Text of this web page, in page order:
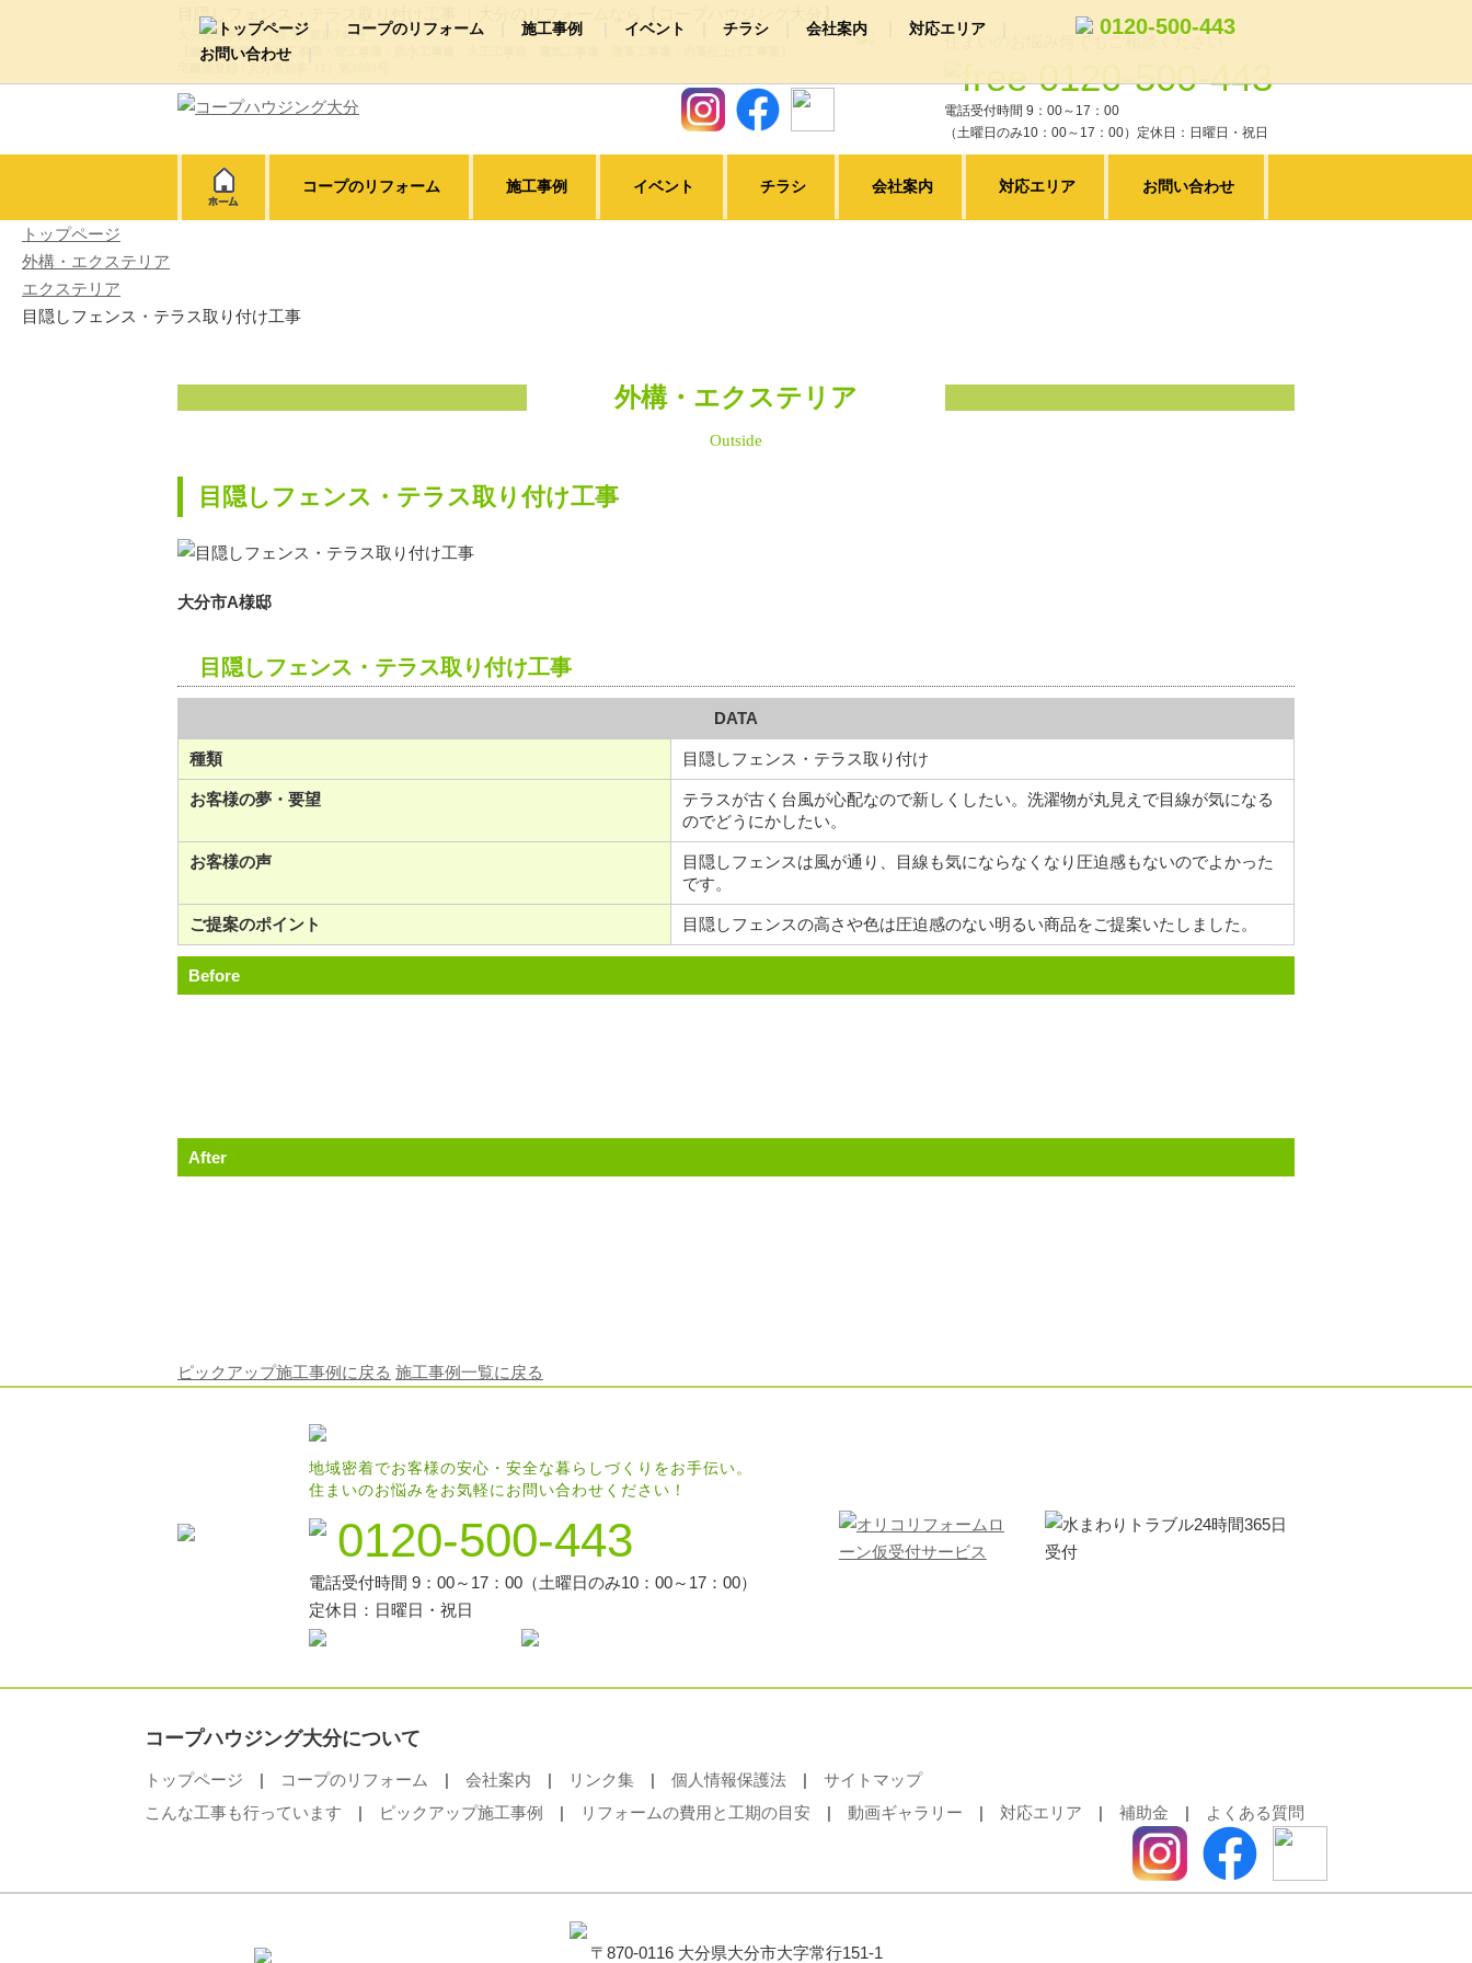
目隠しフェンス・テラス取り付け工事 ｜大分のリフォームなら【コープハウジング大分】
大分県知事許可（般-3）第11740号
【建築工事業・屋根工事業・管工事業・防水工事業・大工工事業・電気工事業・塗装工事業・内装仕上げ工事業】
住まいのお悩み何でもご相談ください
0120-500-443
電話受付時間 9：00～17：00
（土曜日のみ10：00～17：00）定休日：日曜日・祝日
コープのリフォーム 施工事例 イベント チラシ 会社案内 対応エリア お問い合わせ
コープのリフォーム 施工事例
新築・リノベーション・大型改装 浴室リフォーム キッチンリフォーム 洗面所リフォーム トイレリフォーム
その他リフォーム ピックアップ施工事例 リフォームの費用と工期の目安
動画ギャラリー
イベント チラシ 会社案内
代表ご挨拶・経営理念 会社概要 お店情報 スタッフ紹介
対応エリア
お問い合わせ
0120-500-443
トップページ
外構・エクステリア
エクステリア
目隠しフェンス・テラス取り付け工事
外構・エクステリア
Outside
目隠しフェンス・テラス取り付け工事
大分市A様邸
目隠しフェンス・テラス取り付け工事
DATA
種類 目隠しフェンス・テラス取り付け
お客様の夢・要望
テラスが古く台風が心配なので新しくしたい。洗濯物が丸見えで目線が気になる
のでどうにかしたい。
お客様の声
目隠しフェンスは風が通り、目線も気にならなくなり圧迫感もないのでよかった
です。
ご提案のポイント 目隠しフェンスの高さや色は圧迫感のない明るい商品をご提案いたしました。
Before
After
ピックアップ施工事例に戻る 施工事例一覧に戻る
地域密着でお客様の安心・安全な暮らしづくりをお手伝い。
住まいのお悩みをお気軽にお問い合わせください！
0120-500-443
電話受付時間 9：00～17：00（土曜日のみ10：00～17：00）
定休日：日曜日・祝日
コープハウジング大分について
トップページ | コープのリフォーム | 会社案内 | リンク集 | 個人情報保護法 |
サイトマップ
こんな工事も行っています | ピックアップ施工事例 | リフォームの費用と工期の目安 | 動画ギャラリー | 対応エリア | 補助金 | よくある質問
〒870-0116 大分県大分市大字常行151-1